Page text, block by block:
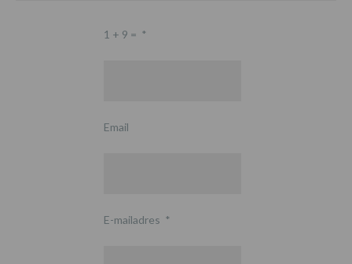
1 + 9 = *
Email
E-mailadres *